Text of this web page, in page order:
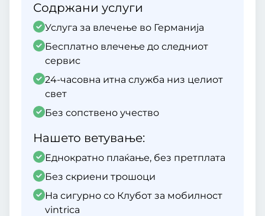
Содржани услуги
Услуга за влечење во Германија
Бесплатно влечење до следниот
сервис
24-часовна итна служба низ целиот
свет
Без сопствено учество
Нашето ветување:
Еднократно плаќање, без претплата
Без скриени трошоци
На сигурно со Клубот за мобилност
vintrica